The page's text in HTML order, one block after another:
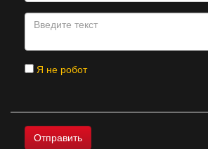
Я не робот